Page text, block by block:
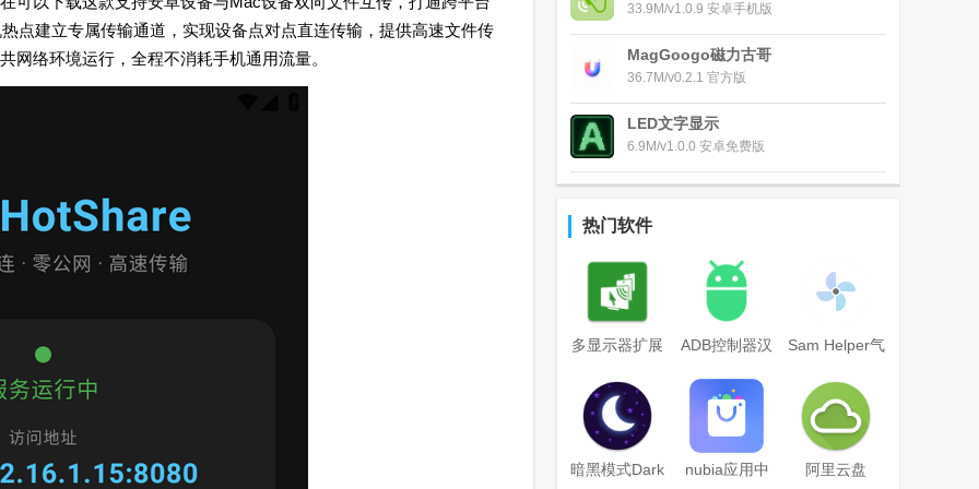
点建立专属传输通道，实现设备点对点直连传输，提供高速文件传
网络环境运行，全程不消耗手机通用流量。
33.9M/v1.0.9 安卓手机版
MagGoogo磁力古哥
36.7M/v0.2.1 官方版
LED文字显示
6.9M/v1.0.0 安卓免费版
热门软件
多显示器扩展
屏幕设置工具
(spacedesk)
ADB控制器汉
化版
Sam Helper气
官方版
暗黑模式Dark nubia应用中 阿里云盘